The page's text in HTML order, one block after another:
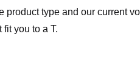
product type and our current
you to a T.